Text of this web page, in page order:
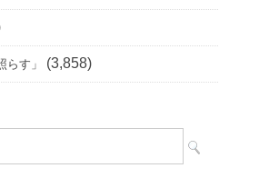
らす」 (3,858)